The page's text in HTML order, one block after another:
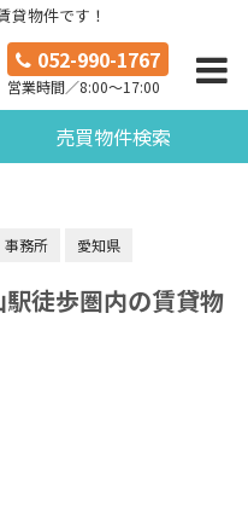
貸物件です！
052-990-1767
営業時間／8:00～17:00
売買物件検索
事務所 愛知県
徒歩圏内の賃貸物